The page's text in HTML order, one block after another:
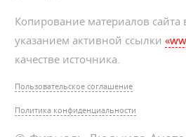
Копирование материалов сайта
указанием активной ссылки
качестве источника.
Пользовательское соглашение
Политика конфиденциальности